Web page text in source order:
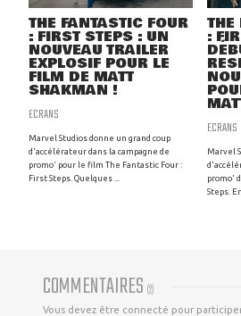
THE FANTASTIC FOUR
: FIRST STEPS : UN
NOUVEAU TRAILER
EXPLOSIF POUR LE
FILM DE MATT
SHAKMAN !
ECRANS
Marvel Studios donne un grand coup
d'accélérateur dans la campagne de
promo' pour le film The Fantastic Four :
First Steps. Quelques ...
THE
:
ECRANS
Marvel
promo'
Steps.
COMMENTAIRES (2)
Vous devez être connecté pour